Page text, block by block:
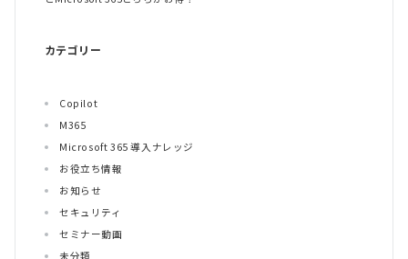
カテゴリー
Copilot
M365
Microsoft 365 導入ナレッジ
お役立ち情報
お知らせ
セキュリティ
セミナー動画
未分類